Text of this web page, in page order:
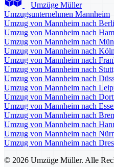
Umzüge Müller
Umzugsunternehmen Mannheim
Umzug von Mannheim nach
Umzug von Mannheim nach
Umzug von Mannheim nach
Umzug von Mannheim nach Köln
Umzug von Mannheim nach
Umzug von Mannheim nach
Umzug von Mannheim nach
Umzug von Mannheim nach
Umzug von Mannheim nach
Umzug von Mannheim nach
Umzug von Mannheim nach
Umzug von Mannheim nach
Umzug von Mannheim nach
Umzug von Mannheim nach
© 2026 Umzüge Müller. Alle